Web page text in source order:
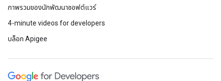
ภาพรวมของนักพัฒนาซอฟต์แวร์
4-minute videos for developers
บล็อก Apigee